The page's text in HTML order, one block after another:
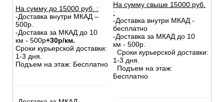
На сумму до 15000 руб. :
-Доставка внутри МКАД –
500р.
-Доставка за МКАД до 10
км - 500р+30р/км.
Сроки курьерской доставки:
1-3 дня.
Подъем на этаж: Бесплатно
На сумму свыше 15000 руб.
:
-Доставка внутри МКАД -
бесплатно
-Доставка за МКАД до 10
км - 500р.
Сроки курьерской доставки:
1-3 дня.
Подъем на этаж:
Бесплатно